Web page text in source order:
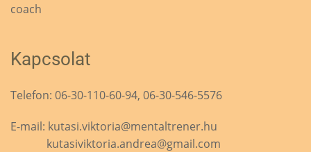
coach
Kapcsolat
Telefon: 06-30-110-60-94, 06-30-546-5576
E-mail: kutasi.viktoria@mentaltrener.hu
kutasiviktoria.andrea@gmail.com